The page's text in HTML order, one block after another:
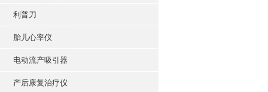
利普刀
胎儿心率仪
电动流产吸引器
产后康复治疗仪